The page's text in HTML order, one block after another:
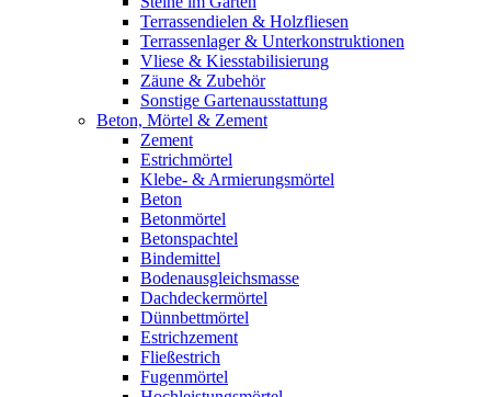
Terrassendielen & Holzfliesen
Terrassenlager & Unterkonstruktionen
Vliese & Kiesstabilisierung
Zäune & Zubehör
Sonstige Gartenausstattung
Beton, Mörtel & Zement
Zement
Estrichmörtel
Klebe- & Armierungsmörtel
Beton
Betonmörtel
Betonspachtel
Bindemittel
Bodenausgleichsmasse
Dachdeckermörtel
Dünnbettmörtel
Estrichzement
Fließestrich
Fugenmörtel